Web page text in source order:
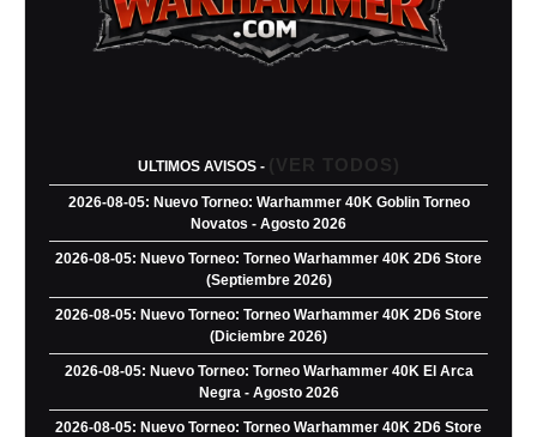
ULTIMOS AVISOS - (VER TODOS)
2026-08-05: Nuevo Torneo: Warhammer 40K Goblin Torneo
Novatos - Agosto 2026
2026-08-05: Nuevo Torneo: Torneo Warhammer 40K 2D6 Store
(Septiembre 2026)
2026-08-05: Nuevo Torneo: Torneo Warhammer 40K 2D6 Store
(Diciembre 2026)
2026-08-05: Nuevo Torneo: Torneo Warhammer 40K El Arca
Negra - Agosto 2026
2026-08-05: Nuevo Torneo: Torneo Warhammer 40K 2D6 Store